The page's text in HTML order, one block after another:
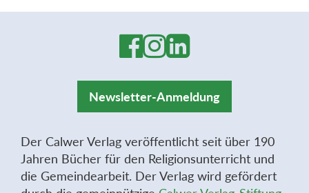
Newsletter-Anmeldung
Der Calwer Verlag veröffentlicht seit über 190
Jahren Bücher für den Religionsunterricht und
die Gemeindearbeit. Der Verlag wird gefördert